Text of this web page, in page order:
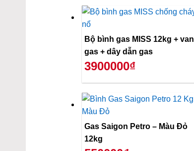
Bộ bình gas MISS 12kg + van
gas + dây dẫn gas
3900000₫
Gas Saigon Petro – Màu Đỏ
12kg